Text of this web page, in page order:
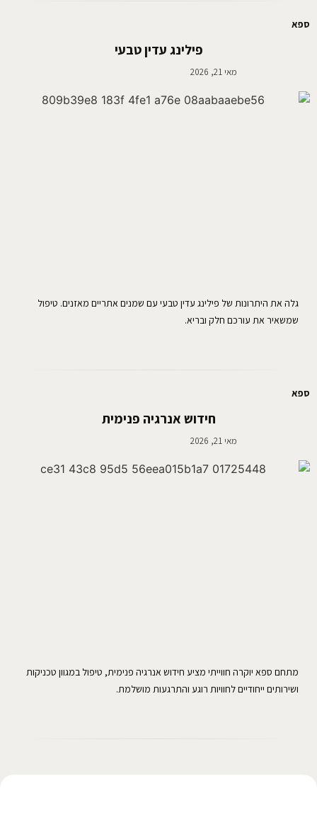
ספא
פילינג עדין טבעי
מאי 21, 2026
גלה את היתרונות של פילינג עדין טבעי עם שמנים אתריים מאזנים. טיפול
שמשאיר את עורכם חלק ובריא.
ספא
חידוש אנרגיה פנימית
מאי 21, 2026
מתחם ספא יוקרה חווייתי מציע חידוש אנרגיה פנימית, טיפול במגוון טכניקות
ושירותים ייחודיים לחוויות רוגע והתרגעות מושלמת.